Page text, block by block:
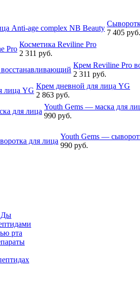
7 405 руб.
Косметика Reviline Pro
2 311 руб.
Крем Reviline Pro
2 311 руб.
Крем дневной для лица YG
2 863 руб.
Youth Gems — маска для
990 руб.
Youth Gems —
990 руб.
рта